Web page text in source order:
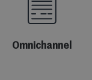
Omnichannel